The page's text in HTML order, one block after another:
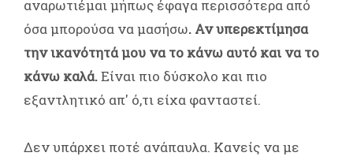
αναρωτιέμαι μήπως έφαγα περισσότερα από
όσα μπορούσα να μασήσω. Αν υπερεκτίμησα
την ικανότητά μου να το κάνω αυτό και να το
κάνω καλά.Είναι πιο δύσκολο και πιο
εξαντλητικό απ' ό,τι είχα φανταστεί.
Δεν υπάρχει ποτέ ανάπαυλα. Κανείς να με